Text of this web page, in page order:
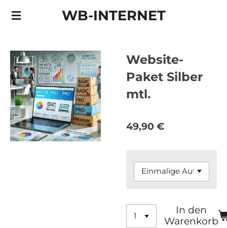
Zum
WB-INTERNET
Website-
Paket Silber
mtl.
49,90 €
In den
Warenkorb